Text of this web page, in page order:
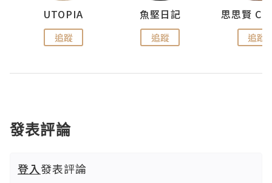
UTOPIA
追蹤
魚堅日記
追蹤 追蹤
發表評論
登入發表評論